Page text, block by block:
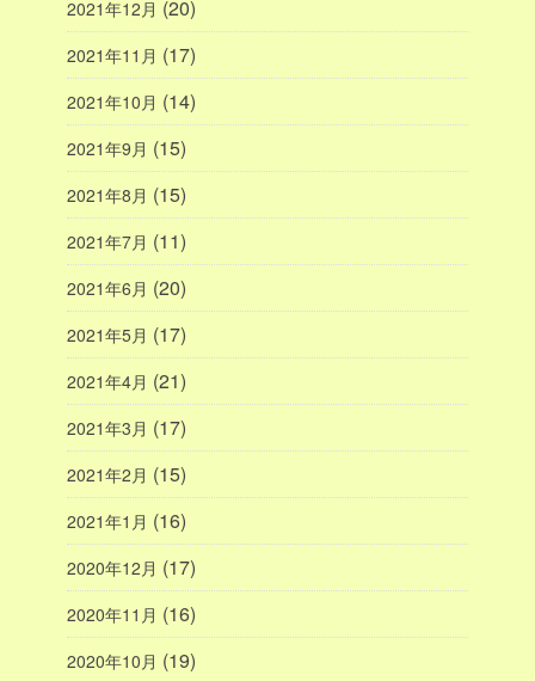
2021年12月 (20)
2021年11月 (17)
2021年10月 (14)
2021年9月 (15)
2021年8月 (15)
2021年7月 (11)
2021年6月 (20)
2021年5月 (17)
2021年4月 (21)
2021年3月 (17)
2021年2月 (15)
2021年1月 (16)
2020年12月 (17)
2020年11月 (16)
2020年10月 (19)